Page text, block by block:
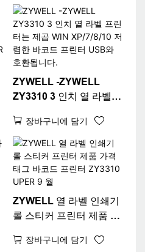
USB+Wi -Fi
ZYWELL -ZYWELL
ZY3310 3 인치 열 라벨
XP/7/8/10 저렴한 바코드
프린터 USB와 호환됩니
다.
장바구니에 담기
ZYWELL 열 라벨 인쇄기
롤 스티커 프린터 제품 가
ZY3310 UPER 9 월
장바구니에 담기